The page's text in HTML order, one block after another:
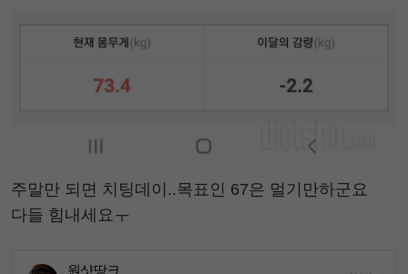
주말만 되면 치팅데이..목표인 67은 멀기만하군요
다들 힘내세요ㅜ
원샷땅크